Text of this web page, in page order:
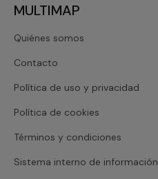
MULTIMAP
Quiénes somos
Contacto
Política de uso y privacidad
Política de cookies
Términos y condiciones
Sistema interno de información